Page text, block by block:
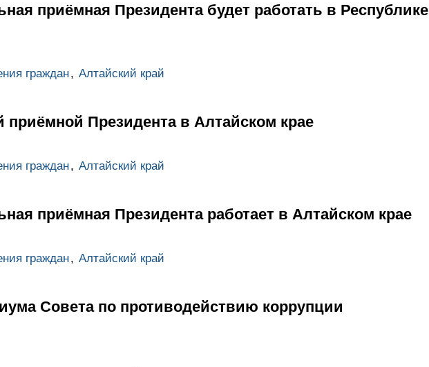
приёмная Президента будет работать в Республике
граждан, Алтайский край
приёмной Президента в Алтайском крае
граждан, Алтайский край
приёмная Президента работает в Алтайском крае
граждан, Алтайский край
Совета по противодействию коррупции